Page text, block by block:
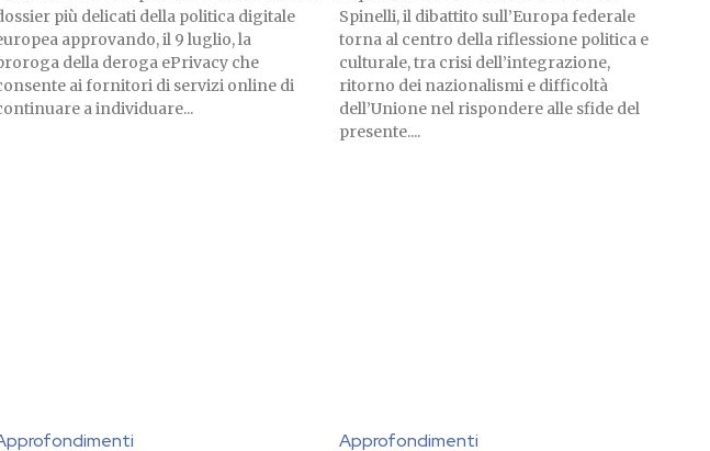
più delicati della politica digitale
approvando, il 9 luglio, la
della deroga ePrivacy che
ai fornitori di servizi online di
a individuare...
Spinelli, il dibattito sull’Europa federale
torna al centro della riflessione politica e
culturale, tra crisi dell’integrazione,
ritorno dei nazionalismi e difficoltà
dell’Unione nel rispondere alle sfide del
presente....
Approfondimenti